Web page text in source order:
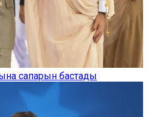
сапарын бастады